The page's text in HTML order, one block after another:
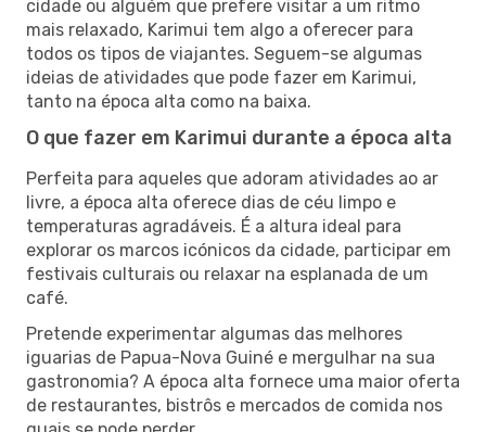
cidade ou alguém que prefere visitar a um ritmo
mais relaxado, Karimui tem algo a oferecer para
todos os tipos de viajantes. Seguem-se algumas
ideias de atividades que pode fazer em Karimui,
tanto na época alta como na baixa.
O que fazer em Karimui durante a época alta
Perfeita para aqueles que adoram atividades ao ar
livre, a época alta oferece dias de céu limpo e
temperaturas agradáveis. É a altura ideal para
explorar os marcos icónicos da cidade, participar em
festivais culturais ou relaxar na esplanada de um
café.
Pretende experimentar algumas das melhores
iguarias de Papua-Nova Guiné e mergulhar na sua
gastronomia? A época alta fornece uma maior oferta
de restaurantes, bistrôs e mercados de comida nos